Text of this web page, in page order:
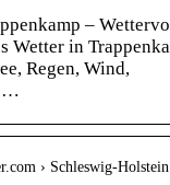
–
Wetter in
Regen, Wind,
…
› Schleswig-Holstein